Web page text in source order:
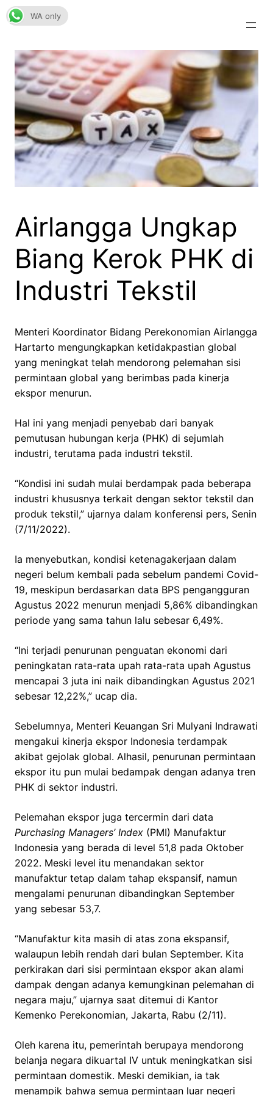
Skip
to
Airlangga Ungkap
Biang Kerok PHK di
Industri Tekstil
Menteri Koordinator Bidang Perekonomian Airlangga
Hartarto mengungkapkan ketidakpastian global
yang meningkat telah mendorong pelemahan sisi
permintaan global yang berimbas pada kinerja
ekspor menurun.
Hal ini yang menjadi penyebab dari banyak
pemutusan hubungan kerja (PHK) di sejumlah
industri, terutama pada industri tekstil.
“Kondisi ini sudah mulai berdampak pada beberapa
industri khususnya terkait dengan sektor tekstil dan
produk tekstil,” ujarnya dalam konferensi pers, Senin
(7/11/2022).
Ia menyebutkan, kondisi ketenagakerjaan dalam
negeri belum kembali pada sebelum pandemi Covid-
19, meskipun berdasarkan data BPS pengangguran
Agustus 2022 menurun menjadi 5,86% dibandingkan
periode yang sama tahun lalu sebesar 6,49%.
“Ini terjadi penurunan penguatan ekonomi dari
peningkatan rata-rata upah rata-rata upah Agustus
mencapai 3 juta ini naik dibandingkan Agustus 2021
sebesar 12,22%,” ucap dia.
Sebelumnya, Menteri Keuangan Sri Mulyani Indrawati
mengakui kinerja ekspor Indonesia terdampak
akibat gejolak global. Alhasil, penurunan permintaan
ekspor itu pun mulai bedampak dengan adanya tren
PHK di sektor industri.
Pelemahan ekspor juga tercermin dari data
Purchasing Managers’ Index (PMI) Manufaktur
Indonesia yang berada di level 51,8 pada Oktober
2022. Meski level itu menandakan sektor
manufaktur tetap dalam tahap ekspansif, namun
mengalami penurunan dibandingkan September
yang sebesar 53,7.
“Manufaktur kita masih di atas zona ekspansif,
walaupun lebih rendah dari bulan September. Kita
perkirakan dari sisi permintaan ekspor akan alami
dampak dengan adanya kemungkinan pelemahan di
negara maju,” ujarnya saat ditemui di Kantor
Kemenko Perekonomian, Jakarta, Rabu (2/11).
Oleh karena itu, pemerintah berupaya mendorong
belanja negara dikuartal IV untuk meningkatkan sisi
permintaan domestik. Meski demikian, ia tak
menampik bahwa semua permintaan luar negeri
WA only